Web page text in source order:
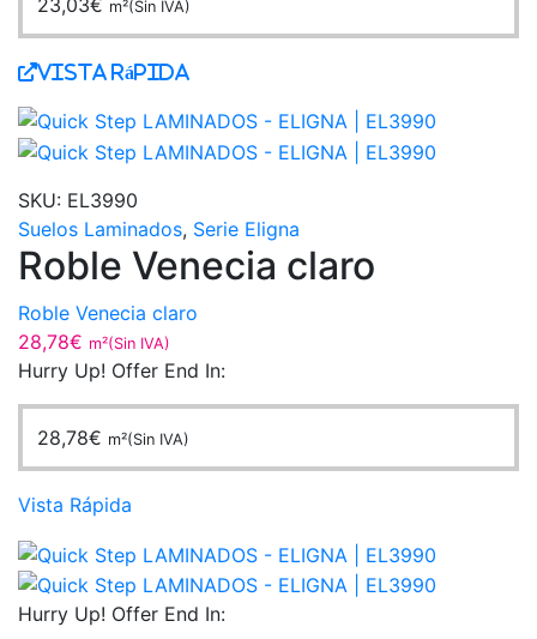
m²(Sin IVA)
Vista Rápida
SKU: EL3990
Suelos Laminados, Serie Eligna
Roble Venecia claro
Roble Venecia claro
28,78€ m²(Sin IVA)
Hurry Up! Offer End In:
28,78€ m²(Sin IVA)
Vista Rápida
Hurry Up! Offer End In: